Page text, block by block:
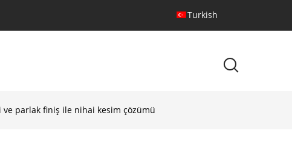
Turkish
ve parlak finiş ile nihai kesim çözümü